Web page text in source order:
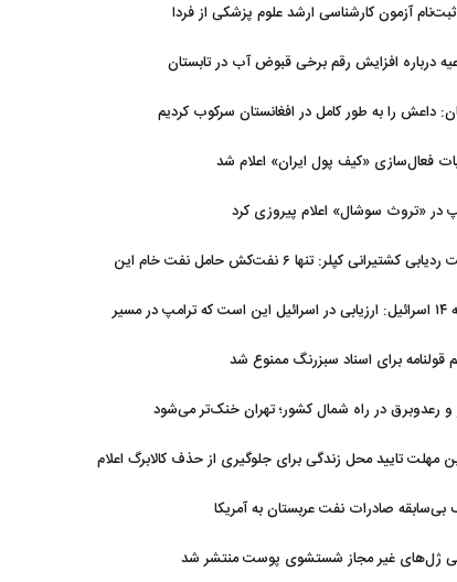
ثبت‌نام‌ آزمون کارشناسی ارشد علوم پزشکی از فردا
درباره افزایش رقم برخی قبوض آب در تابستان
داعش را به طور کامل در افغانستان سرکوب کردیم
فعال‌سازی «کیف پول ایران» اعلام شد
در «تروث سوشال» اعلام پیروزی کرد
شرکت ردیابی کشتیرانی کپلر: تنها ۶ نفت‌کش حامل نفت خام این
شبکه ۱۴ اسرائیل: ارزیابی در اسرائیل این است که ترامپ در مسیر
قولنامه برای اسناد سبزرنگ ممنوع شد
و رعدوبرق در راه شمال کشور؛ تهران خنک‌تر می‌شود
مهلت تایید محل زندگی برای جلوگیری از حذف کالابرگ اعلام
بی‌سابقه صادرات نفت عربستان به آمریکا
ژل‌های غیر مجاز شستشوی پوست منتشر شد